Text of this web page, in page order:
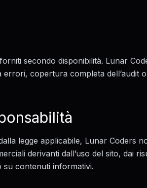
secondo disponibilità. Lunar
copertura completa dell’audit
legge applicabile, Lunar Coders
derivanti dall’uso del sito, dai
su contenuti informativi.